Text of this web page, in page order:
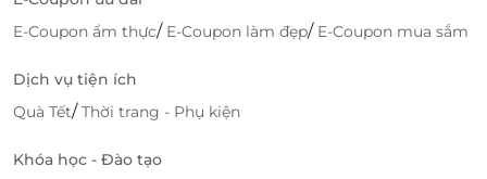
E-Coupon ẩm thực/ E-Coupon làm đẹp/ E-Coupon mua sắm
Dịch vụ tiện ích
Quà Tết/Thời trang - Phụ kiện
Khóa học - Đào tạo